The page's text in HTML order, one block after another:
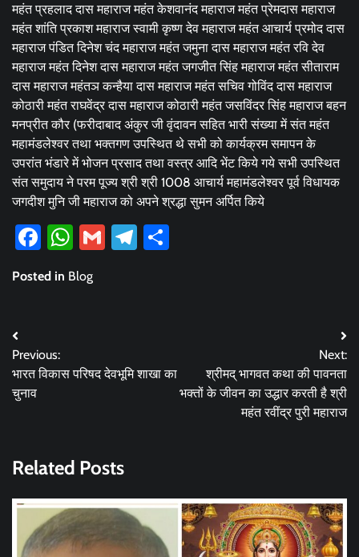
महंत प्रहलाद दास महाराज महंत केशवानंद महाराज महंत प्रेमदास महाराज
महंत शांति प्रकाश महाराज स्वामी कृष्ण देव महाराज महंत आचार्य प्रमोद दास
महाराज पंडित दिनेश चंद महाराज महंत जमुना दास महाराज महंत रवि देव
महाराज महंत दिनेश दास महाराज महंत जगजीत सिंह महाराज महंत सीताराम
दास महाराज महंतञ कन्हैया दास महाराज महंत सचिव गोविंद दास महाराज
कोठारी महंत राघवेंद्र दास महाराज कोठारी महंत जसविंदर सिंह महाराज बहन
मनप्रीत कौर (फरीदाबाद अंकुर जी वृंदावन सहित भारी संख्या में संत महंत
महामंडलेश्वर तथा भक्तगण उपस्थित थे सभी को कार्यक्रम समापन के
उपरांत भंडारे में भोजन प्रसाद तथा वस्त्र आदि भेंट किये गये सभी उपस्थित
संत समुदाय ने परम पूज्य श्री श्री 1008 आचार्य महामंडलेश्वर पूर्व विधायक
जगदीश मुनि जी महाराज को अपने श्रद्धा सुमन अर्पित किये
Facebook
WhatsApp
GmailTelegram
Posted in Blog
Post
navigation
Previous:
भारत विकास परिषद देवभूमि शाखा का
चुनाव
Next:
श्रीमद् भागवत कथा की पावनता
भक्तों के जीवन का उद्धार करती है श्री
महंत रवींद्र पुरी महाराज
Related Posts